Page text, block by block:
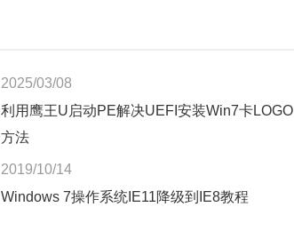
2025/03/08
利用鹰王U启动PE解决UEFI安装Win7卡LOGO
方法
2019/10/14
Windows 7操作系统IE11降级到IE8教程